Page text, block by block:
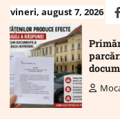
Skip
to
content
vineri, august 7, 2026